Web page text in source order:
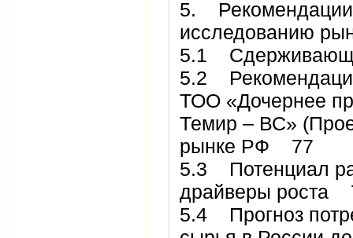
5.
исследованию
5.1
5.2
ТОО «Дочернее
Темир – ВС»
рынке РФ 77
5.3 Потенциал
драйверы роста
5.4 Прогноз